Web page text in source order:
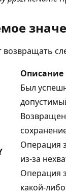
возвращать
Описание
Был
Операция
из-за
Операция
какой-